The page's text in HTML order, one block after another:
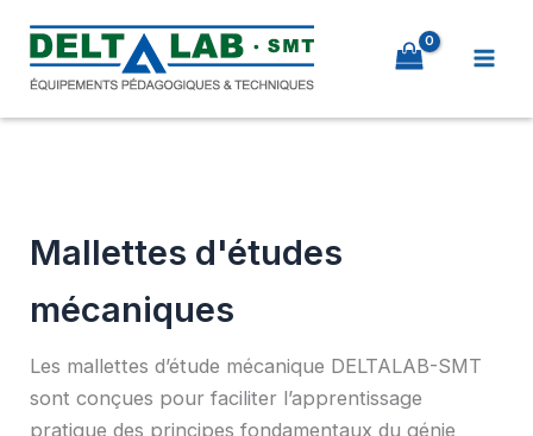
contenu
Mallettes d'études
mécaniques
Les mallettes d’étude mécanique DELTALAB-SMT
sont conçues pour faciliter l’apprentissage
pratique des principes fondamentaux du génie